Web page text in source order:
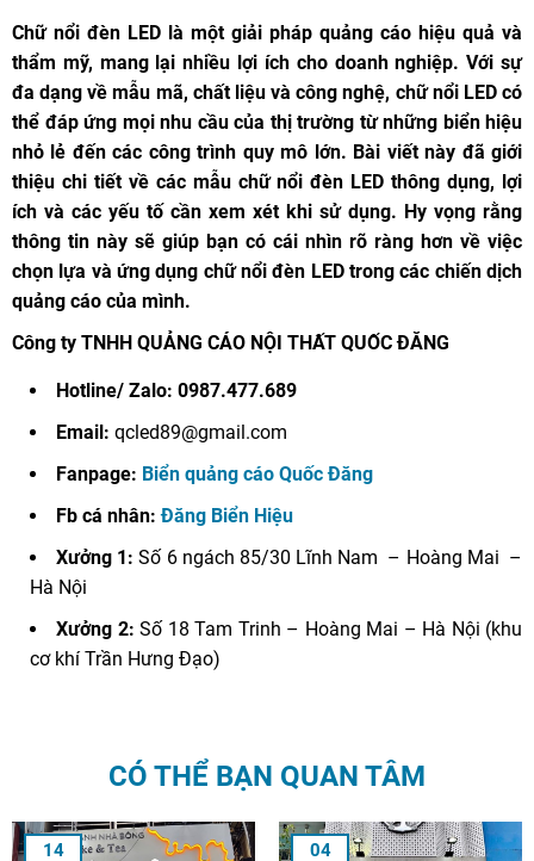
Chữ nổi đèn LED là một giải pháp quảng cáo hiệu quả và
thẩm mỹ, mang lại nhiều lợi ích cho doanh nghiệp. Với sự
đa dạng về mẫu mã, chất liệu và công nghệ, chữ nổi LED có
thể đáp ứng mọi nhu cầu của thị trường từ những biển hiệu
nhỏ lẻ đến các công trình quy mô lớn. Bài viết này đã giới
thiệu chi tiết về các mẫu chữ nổi đèn LED thông dụng, lợi
ích và các yếu tố cần xem xét khi sử dụng. Hy vọng rằng
thông tin này sẽ giúp bạn có cái nhìn rõ ràng hơn về việc
chọn lựa và ứng dụng chữ nổi đèn LED trong các chiến dịch
quảng cáo của mình.
Công ty TNHH QUẢNG CÁO NỘI THẤT QUỐC ĐĂNG
Hotline/ Zalo: 0987.477.689
Email: qcled89@gmail.com
Fanpage: Biển quảng cáo Quốc Đăng
Fb cá nhân:Đăng Biển Hiệu
Xưởng 1:Số 6 ngách 85/30 Lĩnh Nam – Hoàng Mai –
Hà Nội
Xưởng 2:Số 18 Tam Trinh – Hoàng Mai – Hà Nội (khu
cơ khí Trần Hưng Đạo)
CÓ THỂ BẠN QUAN TÂM
14 04